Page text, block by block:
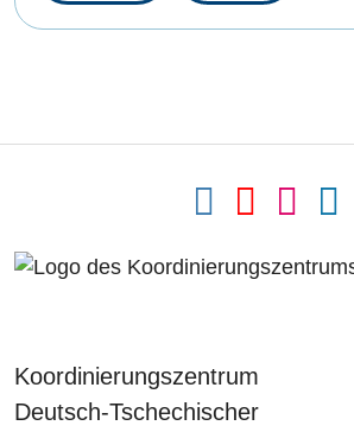
Koordinierungszentrum
Deutsch-Tschechischer